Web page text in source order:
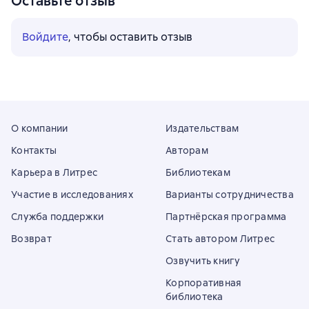
Марат Харисович Мусин
Александр Дмитриевич Дугин
Юлия Александровна Бровкович
Наталья Юрьевна Налимова
Евгений Юльевич Бавыкин
Максим Карлович Кондратенко
Евгений Алексеевич Пантюшенко
Татьяна Николаевна Будишевская
Елизавета Сергеевна Ясакова
Войдите, чтобы оставить отзыв
О компании
Контакты
Карьера в Литрес
Участие в исследованиях
Служба поддержки
Возврат
Издательствам
Авторам
Библиотекам
Варианты сотрудничества
Партнёрская программа
Стать автором Литрес
Озвучить книгу
Корпоративная
библиотека